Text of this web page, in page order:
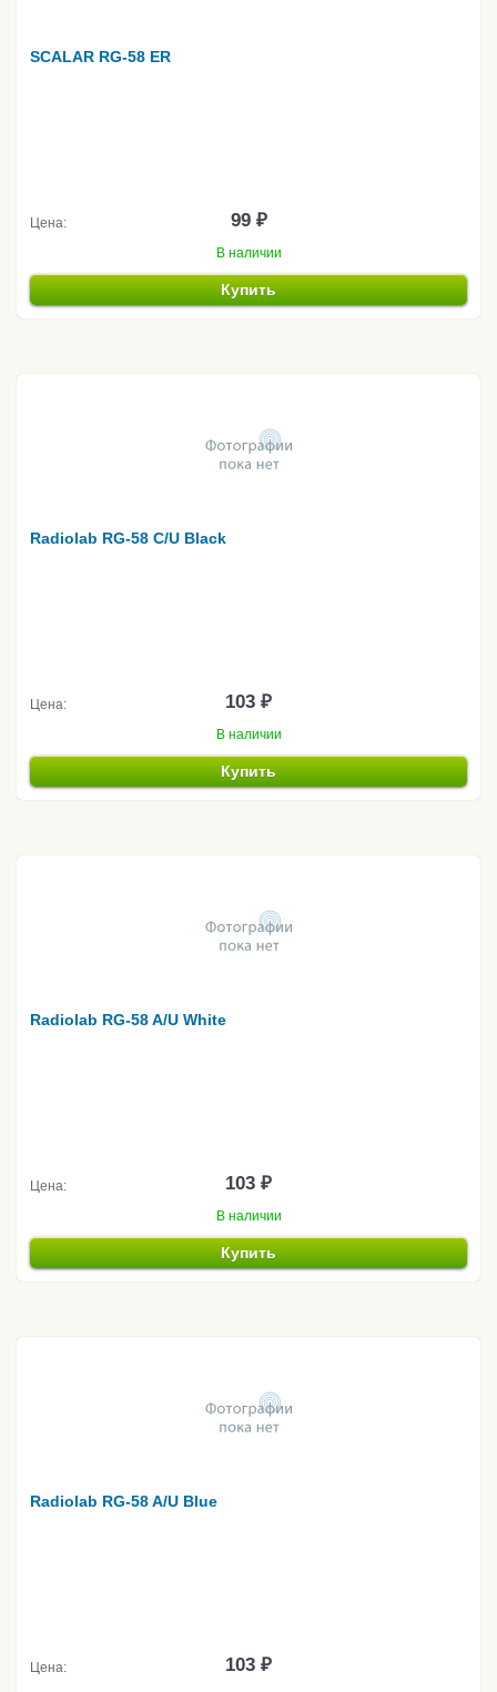
SCALAR RG-58 ER
Цена: 99 ₽
В наличии
Купить
Radiolab RG-58 C/U Black
Цена: 103 ₽
В наличии
Купить
Radiolab RG-58 A/U White
Цена: 103 ₽
В наличии
Купить
Radiolab RG-58 A/U Blue
Цена: 103 ₽